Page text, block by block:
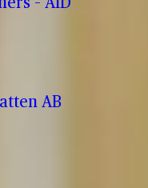
– AID
AB